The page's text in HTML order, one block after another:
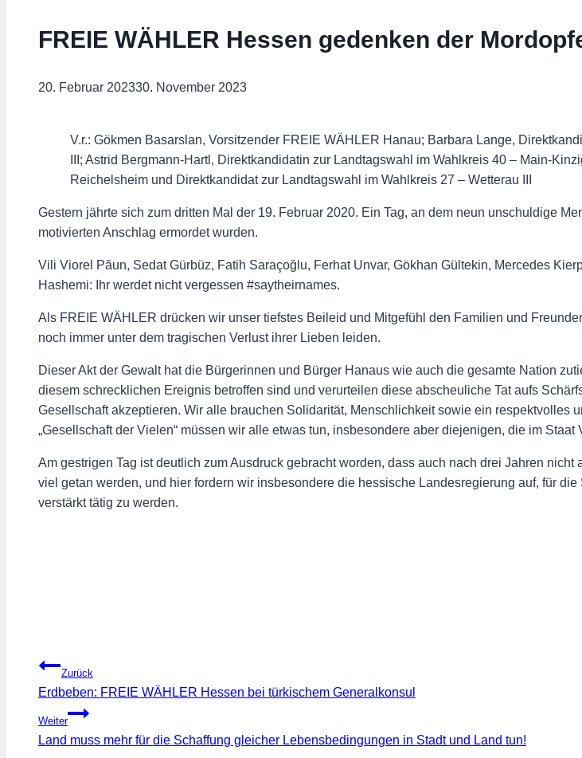
FREIE WÄHLER Hessen gedenken der
20. Februar 202330. November 2023
V.r.: Gökmen Basarslan, Vorsitzender FREIE WÄHLER Hanau; Barbara Lange,
III; Astrid Bergmann-Hartl, Direktkandidatin zur Landtagswahl im Wahlkreis 40 – Main-
Reichelsheim und Direktkandidat zur Landtagswahl im Wahlkreis 27 – Wetterau III
Gestern jährte sich zum dritten Mal der 19. Februar 2020. Ein Tag, an dem neun unschuldige
motivierten Anschlag ermordet wurden.
Vili Viorel Păun, Sedat Gürbüz, Fatih Saraçoğlu, Ferhat Unvar, Gökhan Gültekin, Mercedes
Hashemi: Ihr werdet nicht vergessen #saytheirnames.
Als FREIE WÄHLER drücken wir unser tiefstes Beileid und Mitgefühl den Familien und
noch immer unter dem tragischen Verlust ihrer Lieben leiden.
Dieser Akt der Gewalt hat die Bürgerinnen und Bürger Hanaus wie auch die gesamte Nation
diesem schrecklichen Ereignis betroffen sind und verurteilen diese abscheuliche Tat aufs
Gesellschaft akzeptieren. Wir alle brauchen Solidarität, Menschlichkeit sowie ein respektvolles
„Gesellschaft der Vielen“ müssen wir alle etwas tun, insbesondere aber diejenigen, die im Staat
Am gestrigen Tag ist deutlich zum Ausdruck gebracht worden, dass auch nach drei Jahren
viel getan werden, und hier fordern wir insbesondere die hessische Landesregierung auf, für
verstärkt tätig zu werden.
Beitragsnavigation
Zurück
Erdbeben: FREIE WÄHLER Hessen bei türkischem Generalkonsul
Weiter
Land muss mehr für die Schaffung gleicher Lebensbedingungen in Stadt und Land tun!